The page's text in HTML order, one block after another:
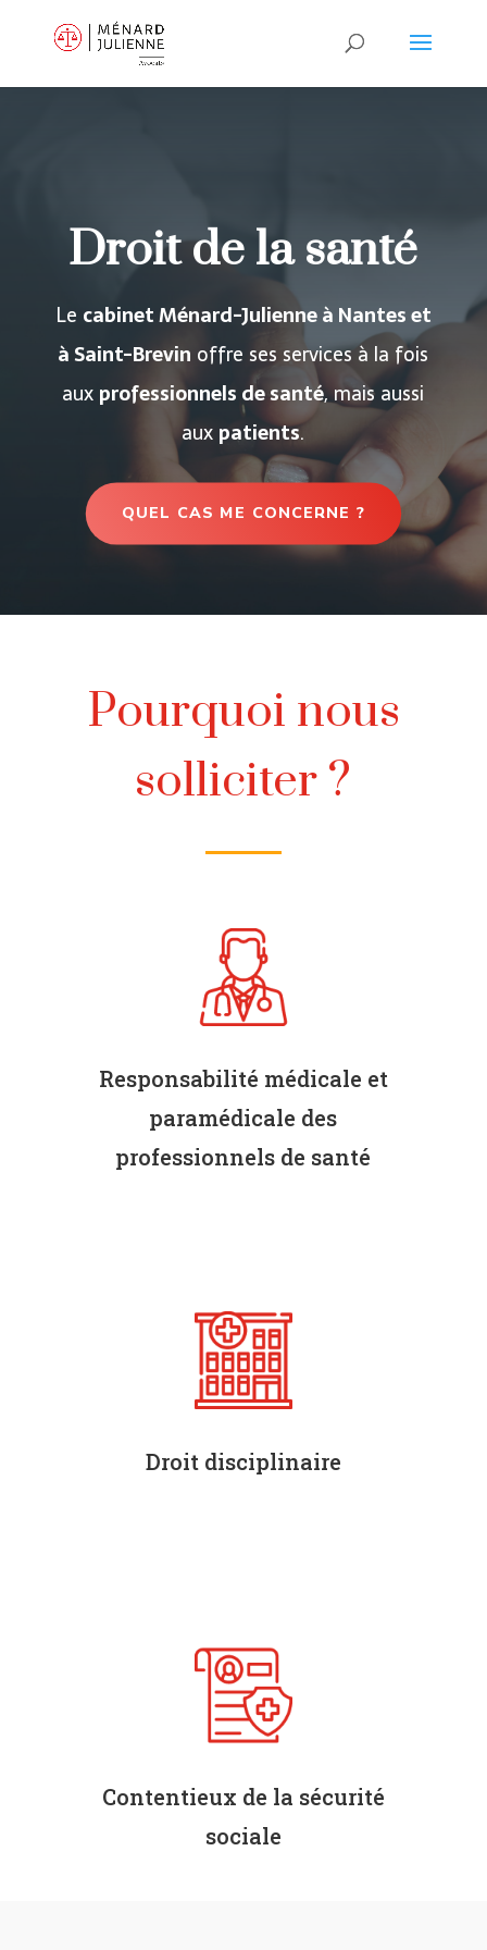
Droit de la santé
Le cabinet Ménard-Julienne à Nantes et
à Saint-Brevin offre ses services à la fois
aux professionnels de santé, mais aussi
aux patients.
QUEL CAS ME CONCERNE ?
Pourquoi nous
solliciter ?
Responsabilité médicale et
paramédicale des
professionnels de santé
Droit disciplinaire
Contentieux de la sécurité
sociale